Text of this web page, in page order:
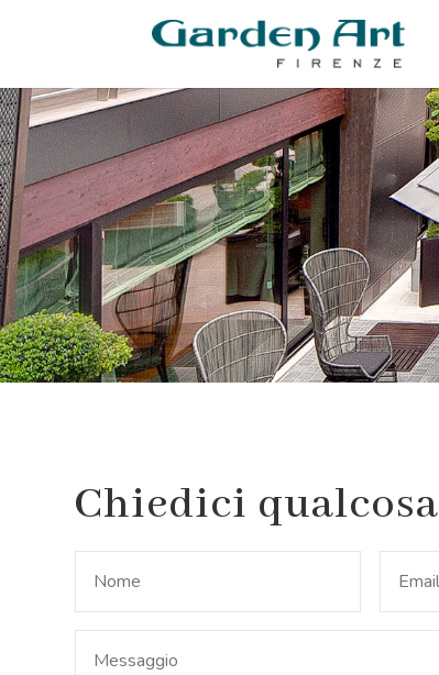
Chiedici qualcosa